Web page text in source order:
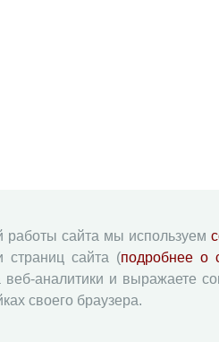
работы сайта мы используем
страниц сайта (подробнее о
аналитики и выражаете
своего браузера.